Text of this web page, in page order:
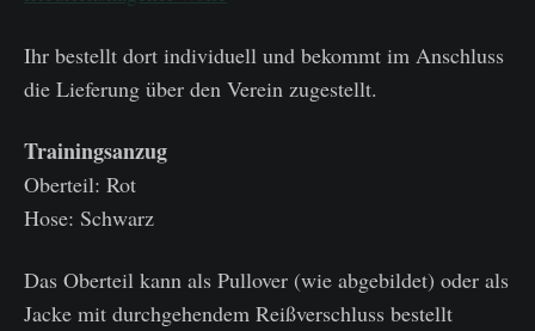
Ihr bestellt dort individuell und bekommt im Anschluss
die Lieferung über den Verein zugestellt.
Trainingsanzug
Oberteil: Rot
Hose: Schwarz
Das Oberteil kann als Pullover (wie abgebildet) oder als
Jacke mit durchgehendem Reißverschluss bestellt